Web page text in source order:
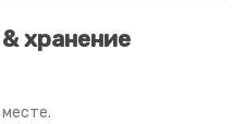
хранение